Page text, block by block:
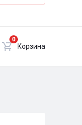
0
Корзина